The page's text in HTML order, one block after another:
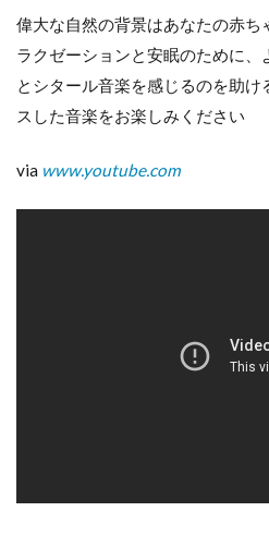
偉大な自然の背景はあなたの赤ち
ラクゼーションと安眠のために、
とシタール音楽を感じるのを助け
スした音楽をお楽しみください
via www.youtube.com